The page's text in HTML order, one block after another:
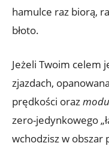
hamulce raz biorą,
błoto.
Jeżeli Twoim celem
zjazdach,
prędkości oraz
zero-jedynkowego
wchodzisz w obszar